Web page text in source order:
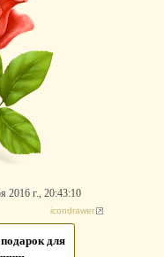
2016 г., 20:43:10
icondrawer
для